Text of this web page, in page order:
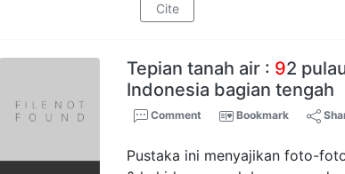
Cite
Tepian tanah air : 92
Indonesia bagian tengah
Comment Bookmark
Pustaka ini menyajikan foto-